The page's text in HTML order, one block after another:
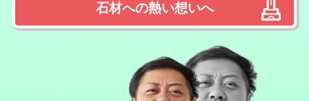
石材への熱い想いへ